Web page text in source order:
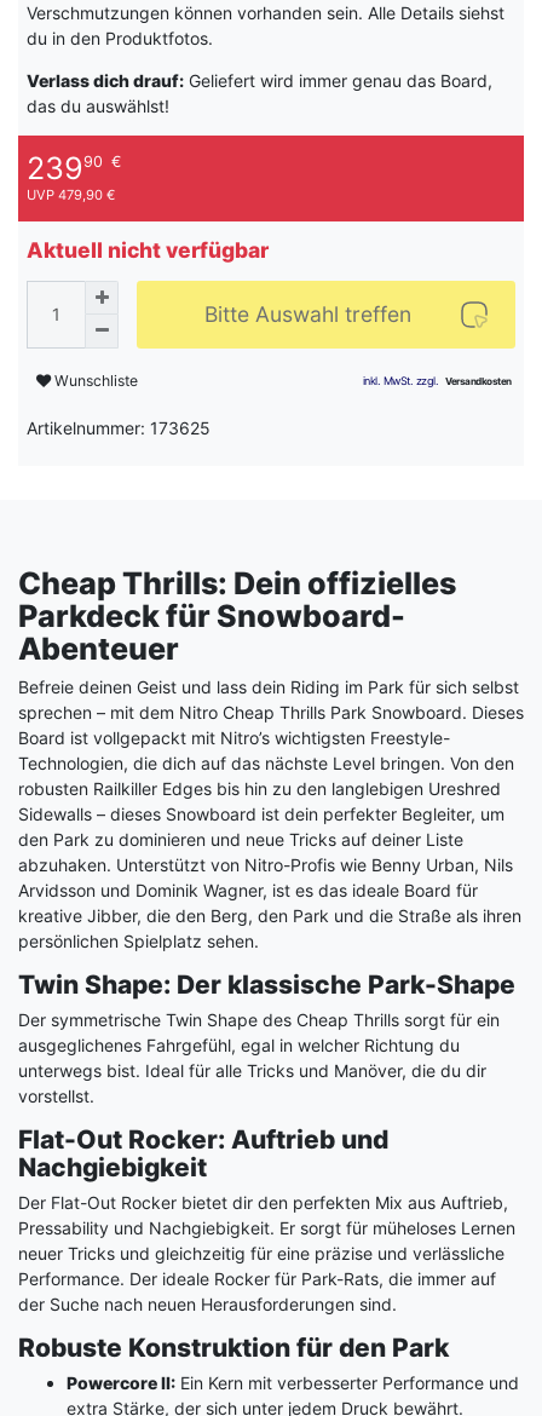
Verschmutzungen können vorhanden sein. Alle Details siehst
du in den Produktfotos.
Verlass dich drauf: Geliefert wird immer genau das Board,
das du auswählst!
23990 €
UVP 479,90 €
Aktuell nicht verfügbar
Bitte Auswahl treffen
Wunschliste
Artikelnummer: 173625
Cheap Thrills: Dein offizielles
Parkdeck für Snowboard-
Abenteuer
Befreie deinen Geist und lass dein Riding im Park für sich selbst
sprechen – mit dem Nitro Cheap Thrills Park Snowboard. Dieses
Board ist vollgepackt mit Nitro’s wichtigsten Freestyle-
Technologien, die dich auf das nächste Level bringen. Von den
robusten Railkiller Edges bis hin zu den langlebigen Ureshred
Sidewalls – dieses Snowboard ist dein perfekter Begleiter, um
den Park zu dominieren und neue Tricks auf deiner Liste
abzuhaken. Unterstützt von Nitro-Profis wie Benny Urban, Nils
Arvidsson und Dominik Wagner, ist es das ideale Board für
kreative Jibber, die den Berg, den Park und die Straße als ihren
persönlichen Spielplatz sehen.
Twin Shape: Der klassische Park-Shape
Der symmetrische Twin Shape des Cheap Thrills sorgt für ein
ausgeglichenes Fahrgefühl, egal in welcher Richtung du
unterwegs bist. Ideal für alle Tricks und Manöver, die du dir
vorstellst.
Flat-Out Rocker: Auftrieb und
Nachgiebigkeit
Der Flat-Out Rocker bietet dir den perfekten Mix aus Auftrieb,
Pressability und Nachgiebigkeit. Er sorgt für müheloses Lernen
neuer Tricks und gleichzeitig für eine präzise und verlässliche
Performance. Der ideale Rocker für Park-Rats, die immer auf
der Suche nach neuen Herausforderungen sind.
Robuste Konstruktion für den Park
Powercore II: Ein Kern mit verbesserter Performance und
extra Stärke, der sich unter jedem Druck bewährt.